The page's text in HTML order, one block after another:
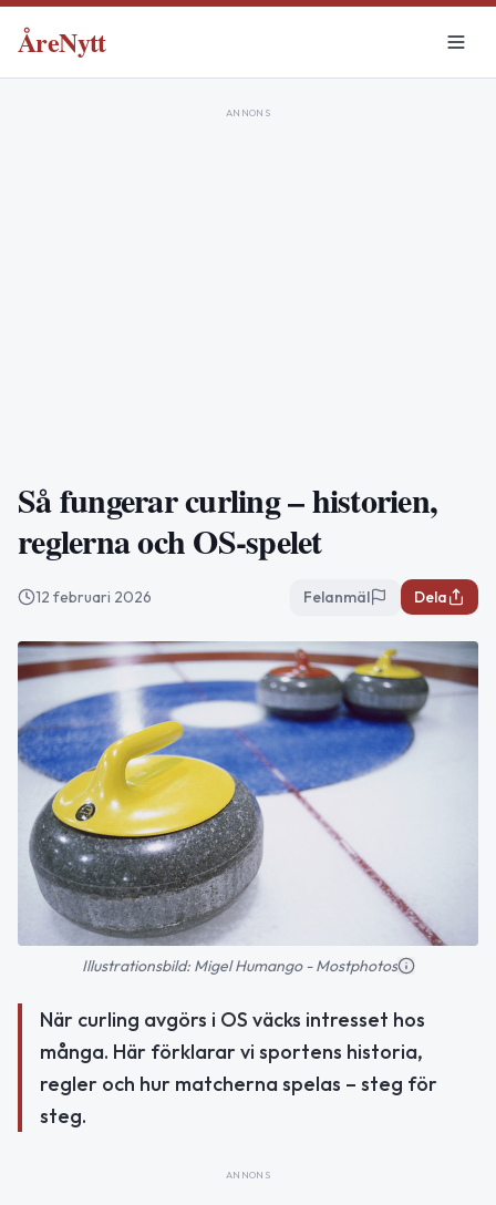
ÅreNytt
ANNONS
Så fungerar curling – historien,
reglerna och OS-spelet
12 februari 2026 Felanmäl Dela
Illustrationsbild: Migel Humango - Mostphotos
När curling avgörs i OS väcks intresset hos
många. Här förklarar vi sportens historia,
regler och hur matcherna spelas – steg för
steg.
ANNONS